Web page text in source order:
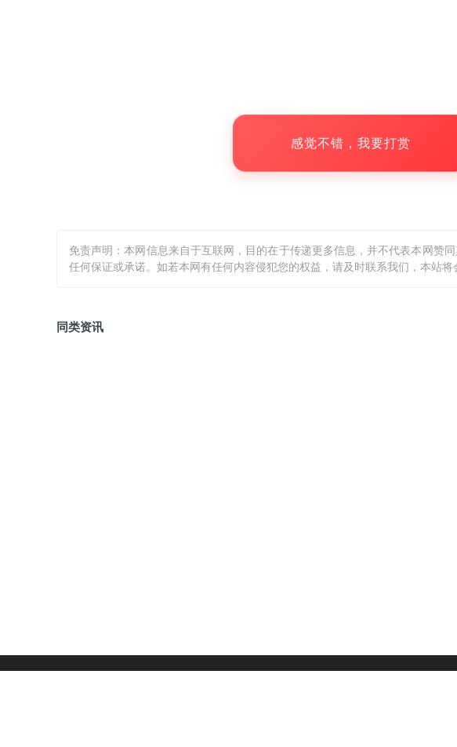
感觉不错，我要打赏
免责声明：本网信息来自于互联网，目的在于传递更多信息，并不代表本网赞
任何保证或承诺。如若本网有任何内容侵犯您的权益，请及时联系我们，本站将
同类资讯